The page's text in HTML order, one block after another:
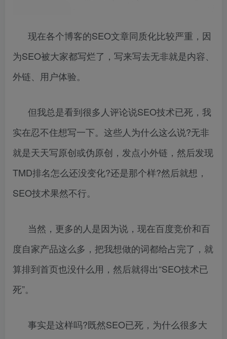
现在各个博客的SEO文章同质化比较严重，因
为SEO被大家都写烂了，写来写去无非就是内容、
外链、用户体验。
但我总是看到很多人评论说SEO技术已死，我
实在忍不住想写一下。这些人为什么这么说?无非
就是天天写原创或伪原创，发点小外链，然后发现
TMD排名怎么还没变化?还是那个样?然后就想，
SEO技术果然不行。
当然，更多的人是因为说，现在百度竞价和百
度自家产品这么多，把我想做的词都给占完了，就
算排到首页也没什么用，然后就得出“SEO技术已
死”。
事实是这样吗?既然SEO已死，为什么很多大